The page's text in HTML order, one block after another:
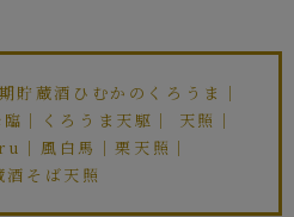
貯蔵酒ひむかのくろうま ｜
｜ くろうま天駆 ｜ 天照 ｜
｜ 風白馬 ｜栗天照 ｜
酒そば天照